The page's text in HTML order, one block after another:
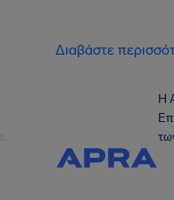
Διαβάστε
Η